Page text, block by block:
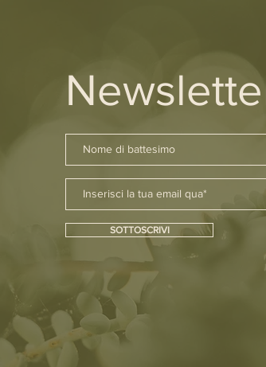
SOTTOSCRIVI